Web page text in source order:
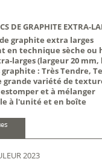
DE GRAPHITE EXTRA-
de graphite extra larges
en technique sèche ou
larges (largeur 20
: Très Tendre,
grande variété de
estomper et à mélanger
à l'unité et en boîte
2023